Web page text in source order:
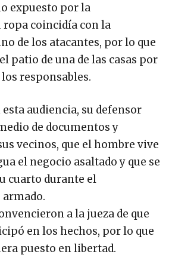
expuesto por la
ropa coincidía con la
de los atacantes, por lo que
patio de una de las casas por
responsables.
audiencia, su defensor
de documentos y
vecinos, que el hombre vive
el negocio asaltado y que se
cuarto durante el
a la jueza de que
en los hechos, por lo que
puesto en libertad.